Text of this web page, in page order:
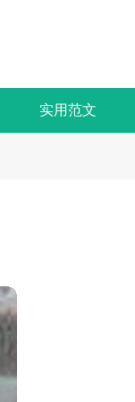
实用范文